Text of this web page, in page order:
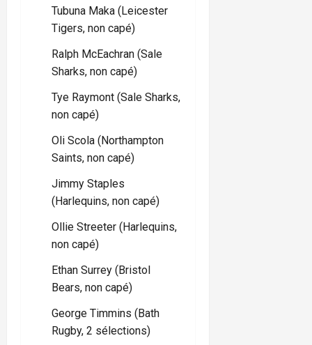
Tubuna Maka (Leicester
Tigers, non capé)
Ralph McEachran (Sale
Sharks, non capé)
Tye Raymont (Sale Sharks,
non capé)
Oli Scola (Northampton
Saints, non capé)
Jimmy Staples
(Harlequins, non capé)
Ollie Streeter (Harlequins,
non capé)
Ethan Surrey (Bristol
Bears, non capé)
George Timmins (Bath
Rugby, 2 sélections)